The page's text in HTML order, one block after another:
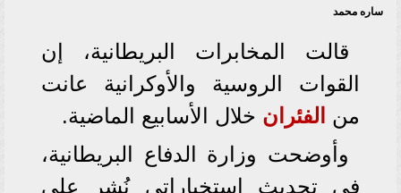
ساره محمد
قالت المخابرات البريطانية، إن
القوات الروسية والأوكرانية عانت
من الفئران خلال الأسابيع الماضية.
وأوضحت وزارة الدفاع البريطانية،
في تحديث استخباراتي نُشر على